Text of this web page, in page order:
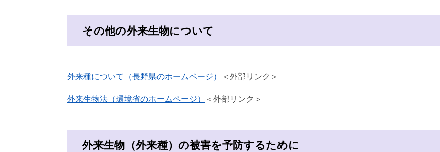
その他の外来生物について
外来種について（長野県のホームページ） ＜外部リンク＞
外来生物法（環境省のホームページ） ＜外部リンク＞
外来生物（外来種）の被害を予防するために